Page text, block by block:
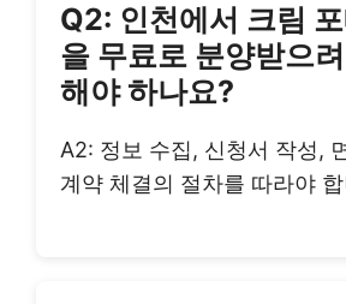
Q2: 인천에서 크림
을 무료로 분양받으
해야 하나요?
A2: 정보 수집, 신청서 작성,
계약 체결의 절차를 따라야